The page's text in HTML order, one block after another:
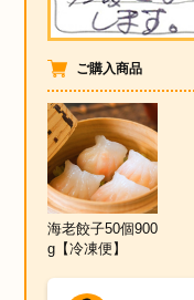
ご購入商品
海老餃子50個900
g【冷凍便】